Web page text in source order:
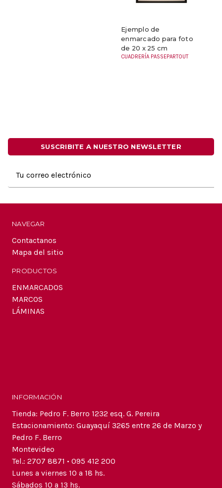
Ejemplo de
enmarcado para foto
de 20 x 25 cm
CUADRERÍA PASSEPARTOUT
SUSCRIBITE A NUESTRO NEWSLETTER
electrónico
NAVEGAR
Contactanos
Mapa del sitio
PRODUCTOS
ENMARCADOS
MARCOS
LÁMINAS
INFORMACIÓN
Tienda: Pedro F. Berro 1232 esq. G. Pereira
Estacionamiento: Guayaquí 3265 entre 26 de Marzo y
Pedro F. Berro
Montevideo
Tel.: 2707 8871 • 095 412 200
Lunes a viernes 10 a 18 hs.
Sábados 10 a 13 hs.